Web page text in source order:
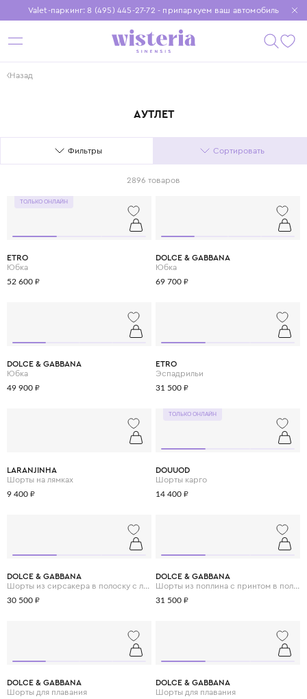
Valet-паркинг: 8 (495) 445-27-72 - припаркуем ваш автомобиль
Бесплатная доставка при заказе от 15 000 ₽
Установите приложение, чтобы покупки были еще удобнее
Назад
АУТЛЕТ
Фильтры Сортировать
2896 товаров
ТОЛЬКО ОНЛАЙН
ETRO
Юбка
52 600 ₽
DOLCE & GABBANA
Юбка
69 700 ₽
DOLCE & GABBANA
Юбка
49 900 ₽
ETRO
Эспадрильи
31 500 ₽
LARANJINHA
Шорты на лямках
9 400 ₽
ТОЛЬКО ОНЛАЙН
DOUUOD
Шорты карго
14 400 ₽
DOLCE & GABBANA
Шорты из сирсакера в полоску с логотипом DG
30 500 ₽
DOLCE & GABBANA
Шорты из поплина с принтом в полоску
31 500 ₽
DOLCE & GABBANA
Шорты для плавания
DOLCE & GABBANA
Шорты для плавания